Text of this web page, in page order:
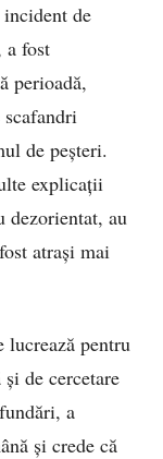
de
a fost
perioadă,
de peșteri.
explicații
dezorientat, au
atrași mai
lucrează pentru
de cercetare
a
și crede că